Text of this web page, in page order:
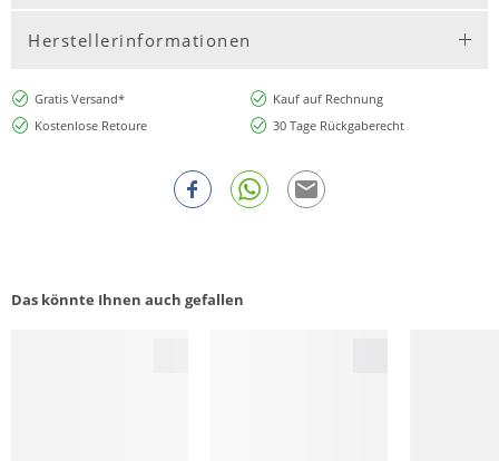
Herstellerinformationen
Gratis Versand*
Kauf auf Rechnung
Kostenlose Retoure
30 Tage Rückgaberecht
Das könnte Ihnen auch gefallen